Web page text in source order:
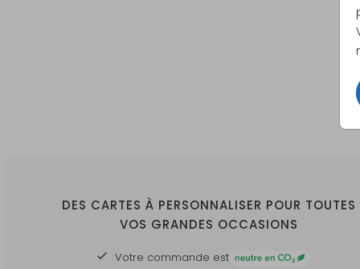
DES CARTES À PERSONNALISER POUR TOUTES
VOS GRANDES OCCASIONS
Votre commande est